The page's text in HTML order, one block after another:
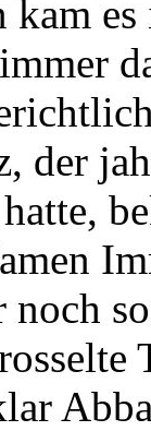
der
noch